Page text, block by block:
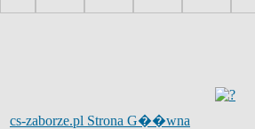
cs-zaborze.pl Strona G��wna